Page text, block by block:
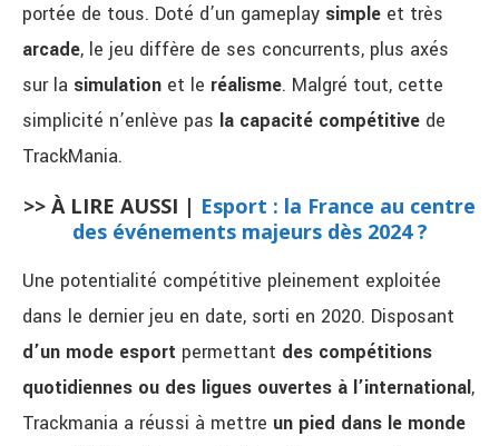
portée de tous. Doté d’un gameplay simple et très
arcade, le jeu diffère de ses concurrents, plus axés
sur la simulation et le réalisme. Malgré tout, cette
simplicité n’enlève pas la capacité compétitive de
TrackMania.
>> À LIRE AUSSI | Esport : la France au centre
des événements majeurs dès 2024 ?
Une potentialité compétitive pleinement exploitée
dans le dernier jeu en date, sorti en 2020. Disposant
d’un mode esport permettant des compétitions
quotidiennes ou des ligues ouvertes à l’international,
Trackmania a réussi à mettre un pied dans le monde